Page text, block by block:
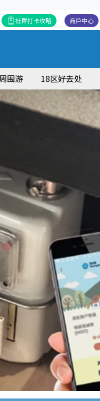
商戶中心
社群打卡攻略
围游 18区好去处